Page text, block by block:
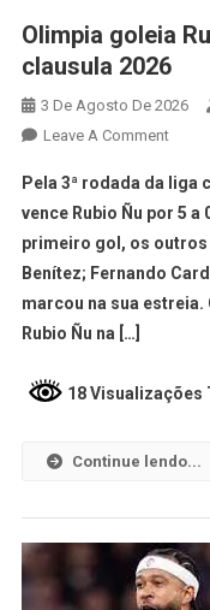
Olimpia goleia
clausula 2026
3 De Agosto De 2026
Leave A Comment
Pela 3ª rodada da liga
vence Rubio Ñu por 5
primeiro gol, os outros
Benítez; Fernando
marcou na sua estreia.
Rubio Ñu na […]
18 Visualizações
Continue lendo...